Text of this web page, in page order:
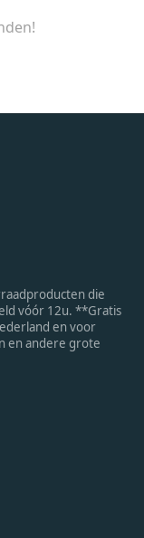
die
vóór 12u. **Gratis
en voor
en andere grote